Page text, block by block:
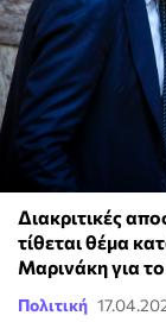
Διακριτικές
τίθεται θέμα
Μαρινάκη για
Πολιτική